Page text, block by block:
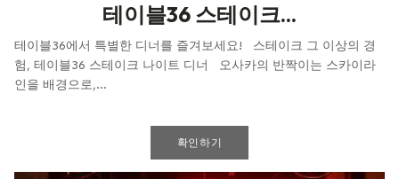
테이블36 스테이크...
테이블36에서 특별한 디너를 즐겨보세요! 스테이크 그 이상의 경
험, 테이블36 스테이크 나이트 디너 오사카의 반짝이는 스카이라
인을 배경으로,...
확인하기